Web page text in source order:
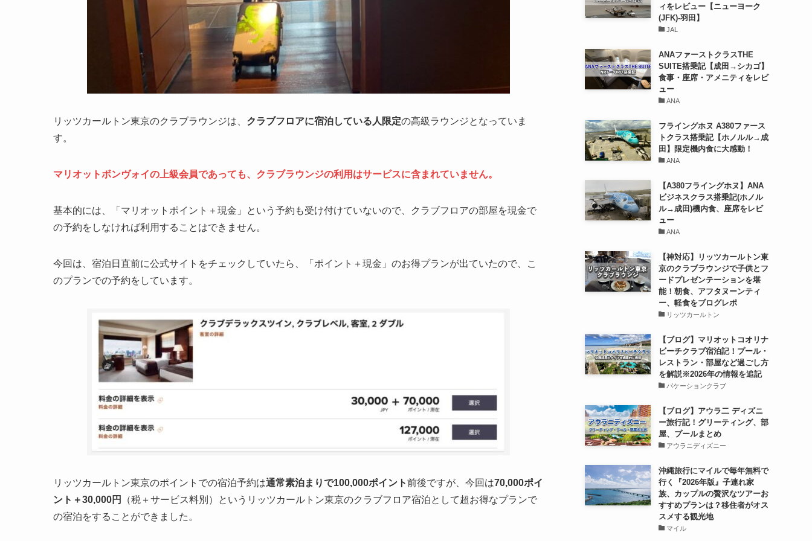
リッツカールトン東京のクラブラウンジは、 クラブフロアに宿泊している人限定の高級ラウンジとなっていま
す。
マリオットボンヴォイの上級会員であっても、クラブラウンジの利用はサービスに含まれていません。
基本的には、「マリオットポイント＋現金」という予約も受け付けていないので、クラブフロアの部屋を現金で
の予約をしなければ利用することはできません。
今回は、宿泊日直前に公式サイトをチェックしていたら、「ポイント＋現金」のお得プランが出ていたので、こ
のプランでの予約をしています。
リッツカールトン東京のポイントでの宿泊予約は通常素泊まりで100,000ポイント前後ですが、今回は70,000ポイ
ント＋30,000円
（税＋サービス料別）というリッツカールトン東京のクラブフロア宿泊として超お得なプランで
の宿泊をすることができました。
ィをレビュー【ニューヨーク
(JFK)-羽田】
JAL
ANAファーストクラスTHE
SUITE搭乗記【成田→シカゴ】
食事・座席・アメニティをレビ
ュー
ANA
フライングホヌ A380ファース
トクラス搭乗記【ホノルル→成
田】限定機内食に大感動！
ANA
【A380フライングホヌ】ANA
ビジネスクラス搭乗記(ホノル
ル→成田)機内食、座席をレビ
ュー
ANA
【神対応】リッツカールトン東
京のクラブラウンジで子供とフ
ードプレゼンテーションを堪
能！朝食、アフタヌーンティ
ー、軽食をブログレポ
リッツカールトン
【ブログ】マリオットコオリナ
ビーチクラブ宿泊記！プール・
レストラン・部屋など過ごし方
を解説※2026年の情報を追記
バケーションクラブ
【ブログ】アウラ二 ディズニ
ー旅行記！グリーティング、部
屋、プールまとめ
アウラニディズニー
沖縄旅行にマイルで毎年無料で
行く『2026年版』子連れ家
族、カップルの贅沢なツアーお
すすめプランは？移住者がオス
スメする観光地
マイル